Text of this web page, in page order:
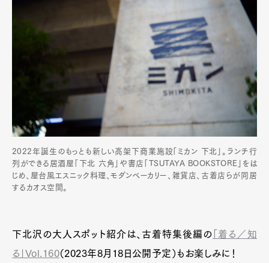
2022年誕生のもっとも新しい高架下商業施設「ミカン 下北」。ランチ行
列ができる居酒屋「下北 六角」や書店「TSUTAYA BOOKSTORE」をは
じめ、屋台風エスニック料理、モダンベーカリー、雑貨店、古着店らが同居
するカオス空間。
下北沢の大人スポット紹介は、古着特集後編の 「着る／知
る」Vol.160（2023年8月18日公開予定）もお楽しみに！